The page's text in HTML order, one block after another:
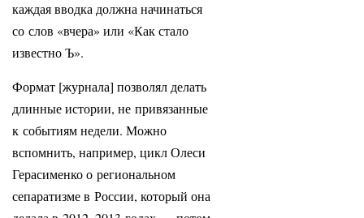
каждая вводка должна начинаться
со слов «вчера» или «Как стало
известно Ъ».
Формат [журнала] позволял делать
длинные истории, не привязанные
к событиям недели. Можно
вспомнить, например, цикл Олеси
Герасименко о региональном
сепаратизме в России, который она